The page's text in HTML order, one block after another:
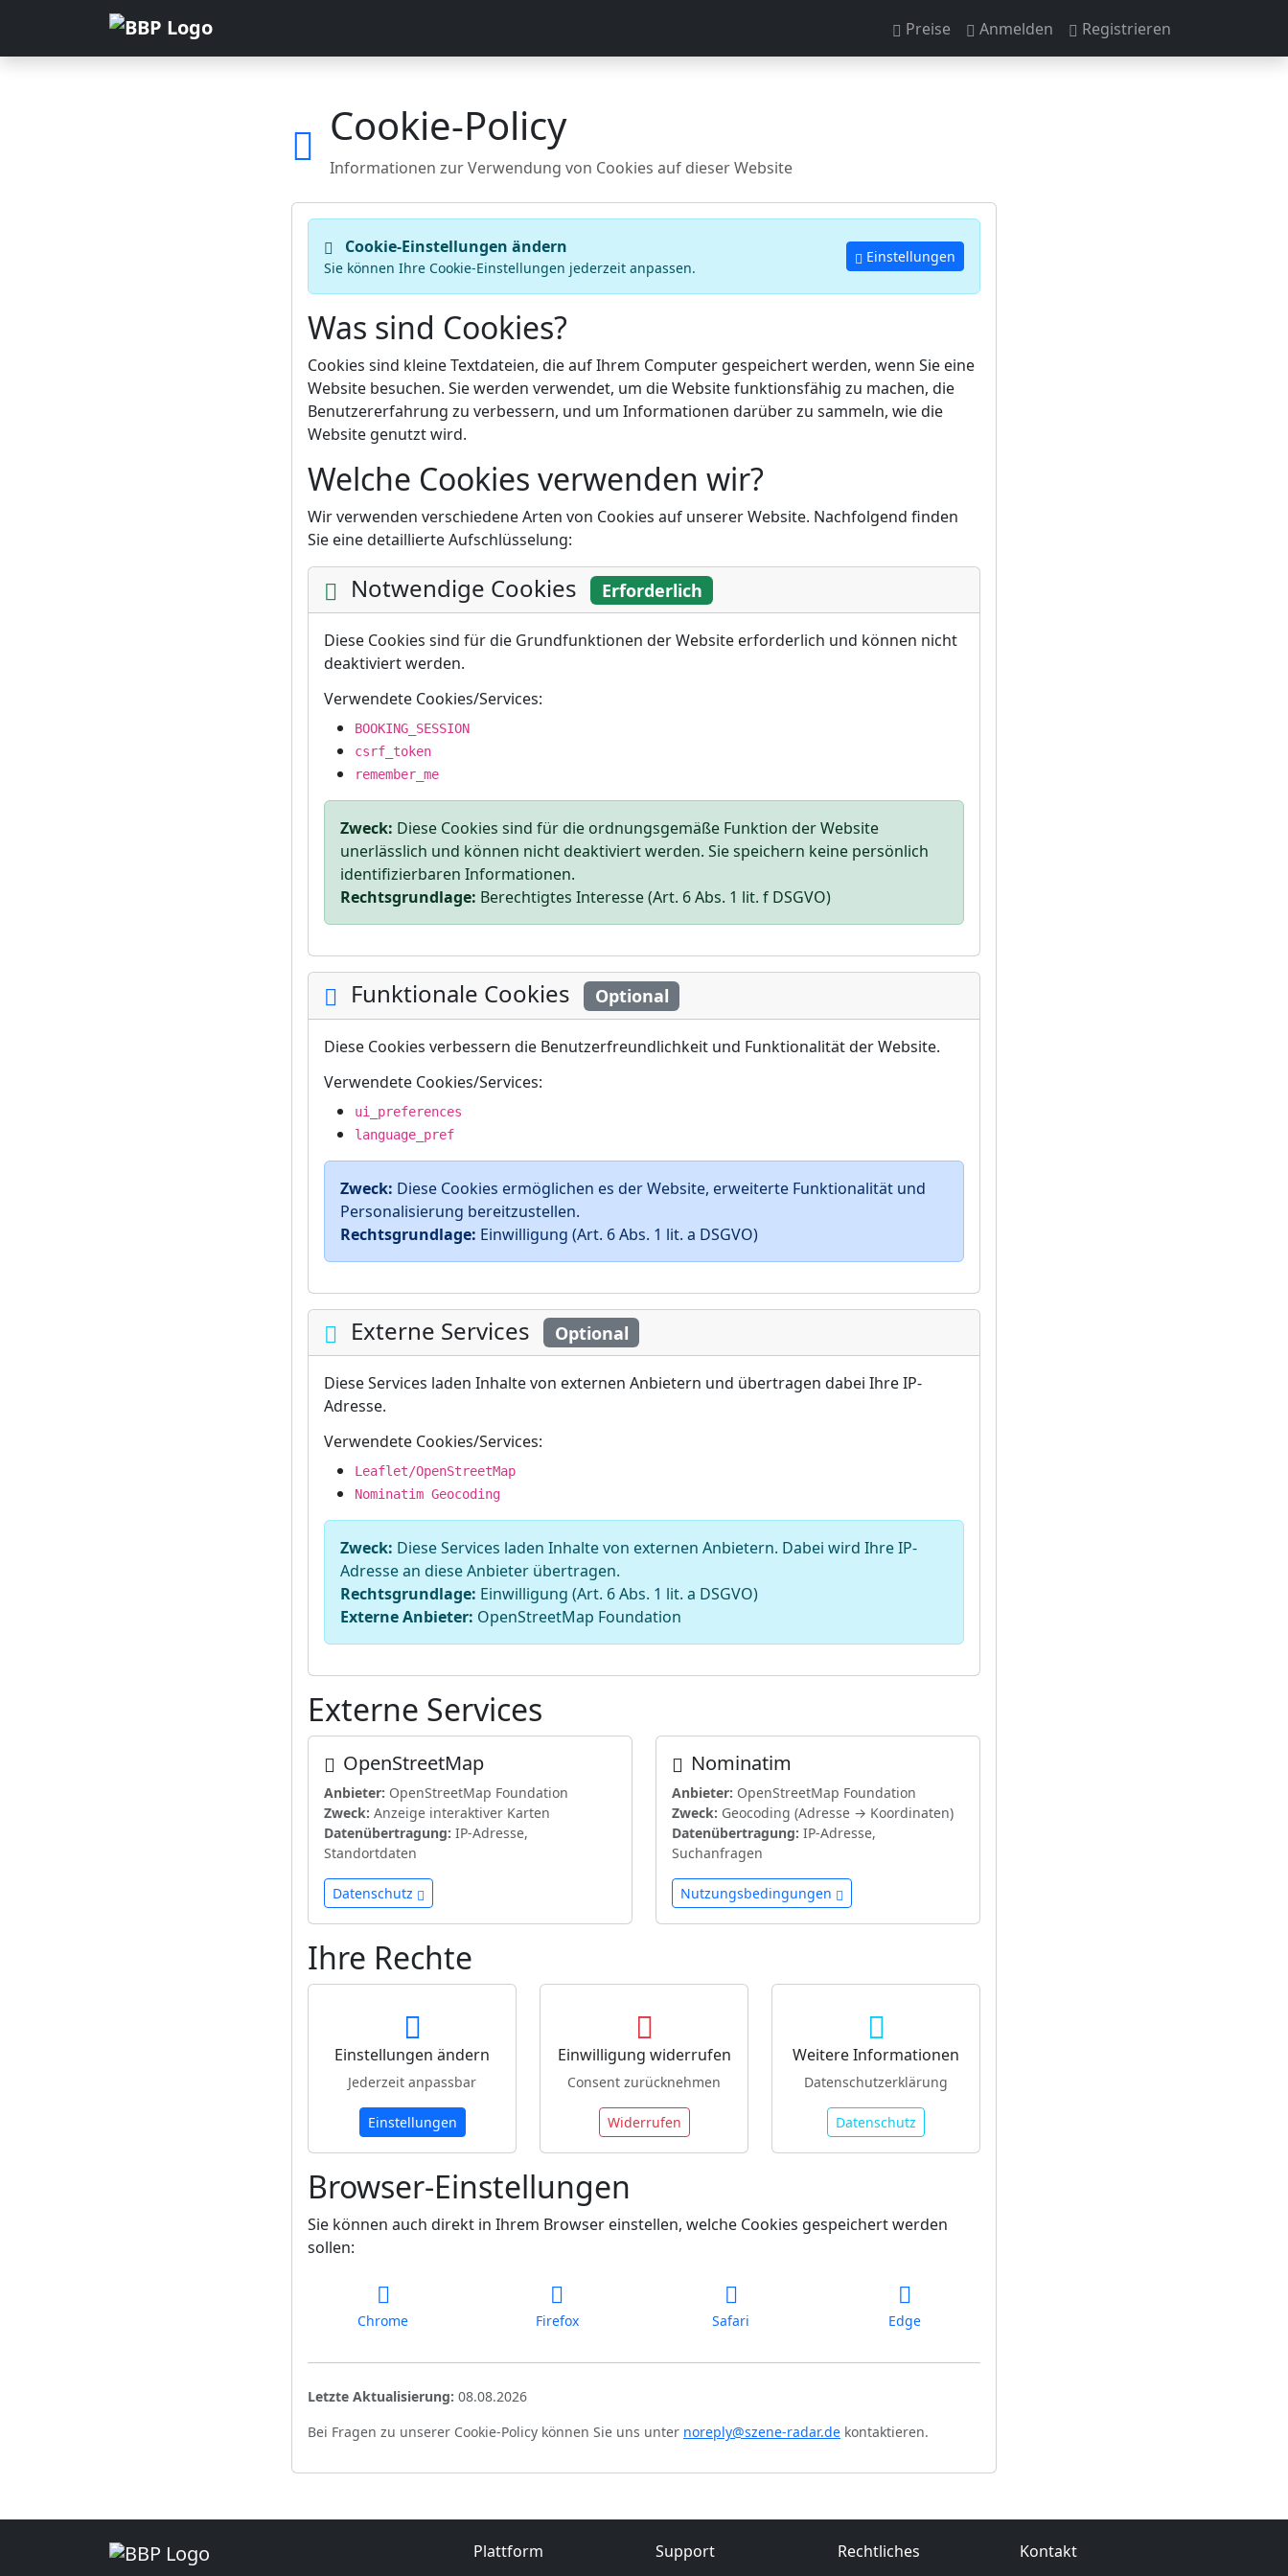
Preise Anmelden Registrieren
Cookie-Policy
Informationen zur Verwendung von Cookies auf dieser Website
Cookie-Einstellungen ändern
Sie können Ihre Cookie-Einstellungen jederzeit anpassen.
Einstellungen
Was sind Cookies?
Cookies sind kleine Textdateien, die auf Ihrem Computer gespeichert werden, wenn Sie eine
Website besuchen. Sie werden verwendet, um die Website funktionsfähig zu machen, die
Benutzererfahrung zu verbessern, und um Informationen darüber zu sammeln, wie die
Website genutzt wird.
Welche Cookies verwenden wir?
Wir verwenden verschiedene Arten von Cookies auf unserer Website. Nachfolgend finden
Sie eine detaillierte Aufschlüsselung:
Notwendige Cookies Erforderlich
Diese Cookies sind für die Grundfunktionen der Website erforderlich und können nicht
deaktiviert werden.
Verwendete Cookies/Services:
BOOKING_SESSION
csrf_token
remember_me
Zweck: Diese Cookies sind für die ordnungsgemäße Funktion der Website
unerlässlich und können nicht deaktiviert werden. Sie speichern keine persönlich
identifizierbaren Informationen.
Rechtsgrundlage: Berechtigtes Interesse (Art. 6 Abs. 1 lit. f DSGVO)
Funktionale Cookies Optional
Diese Cookies verbessern die Benutzerfreundlichkeit und Funktionalität der Website.
Verwendete Cookies/Services:
ui_preferences
language_pref
Zweck: Diese Cookies ermöglichen es der Website, erweiterte Funktionalität und
Personalisierung bereitzustellen.
Rechtsgrundlage: Einwilligung (Art. 6 Abs. 1 lit. a DSGVO)
Externe Services Optional
Diese Services laden Inhalte von externen Anbietern und übertragen dabei Ihre IP-
Adresse.
Verwendete Cookies/Services:
Leaflet/OpenStreetMap
Nominatim Geocoding
Zweck: Diese Services laden Inhalte von externen Anbietern. Dabei wird Ihre IP-
Adresse an diese Anbieter übertragen.
Rechtsgrundlage: Einwilligung (Art. 6 Abs. 1 lit. a DSGVO)
Externe Anbieter: OpenStreetMap Foundation
Externe Services
OpenStreetMap
Anbieter: OpenStreetMap Foundation
Zweck: Anzeige interaktiver Karten
Datenübertragung: IP-Adresse,
Standortdaten
Datenschutz
Nominatim
Anbieter: OpenStreetMap Foundation
Zweck: Geocoding (Adresse → Koordinaten)
Datenübertragung: IP-Adresse,
Suchanfragen
Nutzungsbedingungen
Ihre Rechte
Einstellungen ändern
Jederzeit anpassbar
Einstellungen
Einwilligung widerrufen
Consent zurücknehmen
Widerrufen
Weitere Informationen
Datenschutzerklärung
Datenschutz
Browser-Einstellungen
Sie können auch direkt in Ihrem Browser einstellen, welche Cookies gespeichert werden
sollen:
Chrome Firefox Safari Edge
Letzte Aktualisierung: 08.08.2026
Bei Fragen zu unserer Cookie-Policy können Sie uns unter noreply@szene-radar.de kontaktieren.
Plattform Support Rechtliches Kontakt